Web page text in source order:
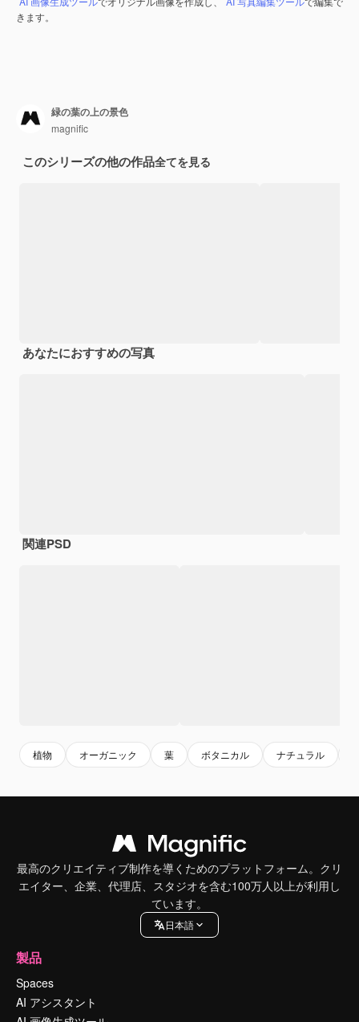
きます。
緑の葉の上の景色
magnific
このシリーズの他の作品全てを見る
あなたにおすすめの写真
関連PSD
植物 オーガニック 葉 ボタニカル ナチュラル
最高のクリエイティブ制作を導くためのプラットフォーム。クリ
エイター、企業、代理店、スタジオを含む100万人以上が利用し
ています。
日本語
製品
Spaces
AI アシスタント